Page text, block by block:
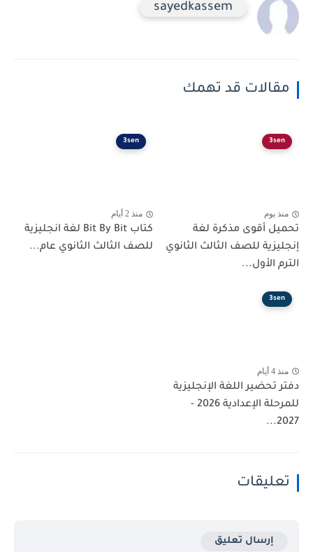
sayedkassem
مقالات قد تهمك
3sen
منذ يوم
تحميل أقوى مذكرة لغة
إنجليزية للصف الثالث الثانوي
الترم الأول...
3sen
منذ 2 أيام
كتاب Bit By Bit لغة انجليزية
للصف الثالث الثانوي عام...
3sen
منذ 4 أيام
دفتر تحضير اللغة الإنجليزية
للمرحلة الإعدادية 2026 -
2027...
تعليقات
إرسال تعليق